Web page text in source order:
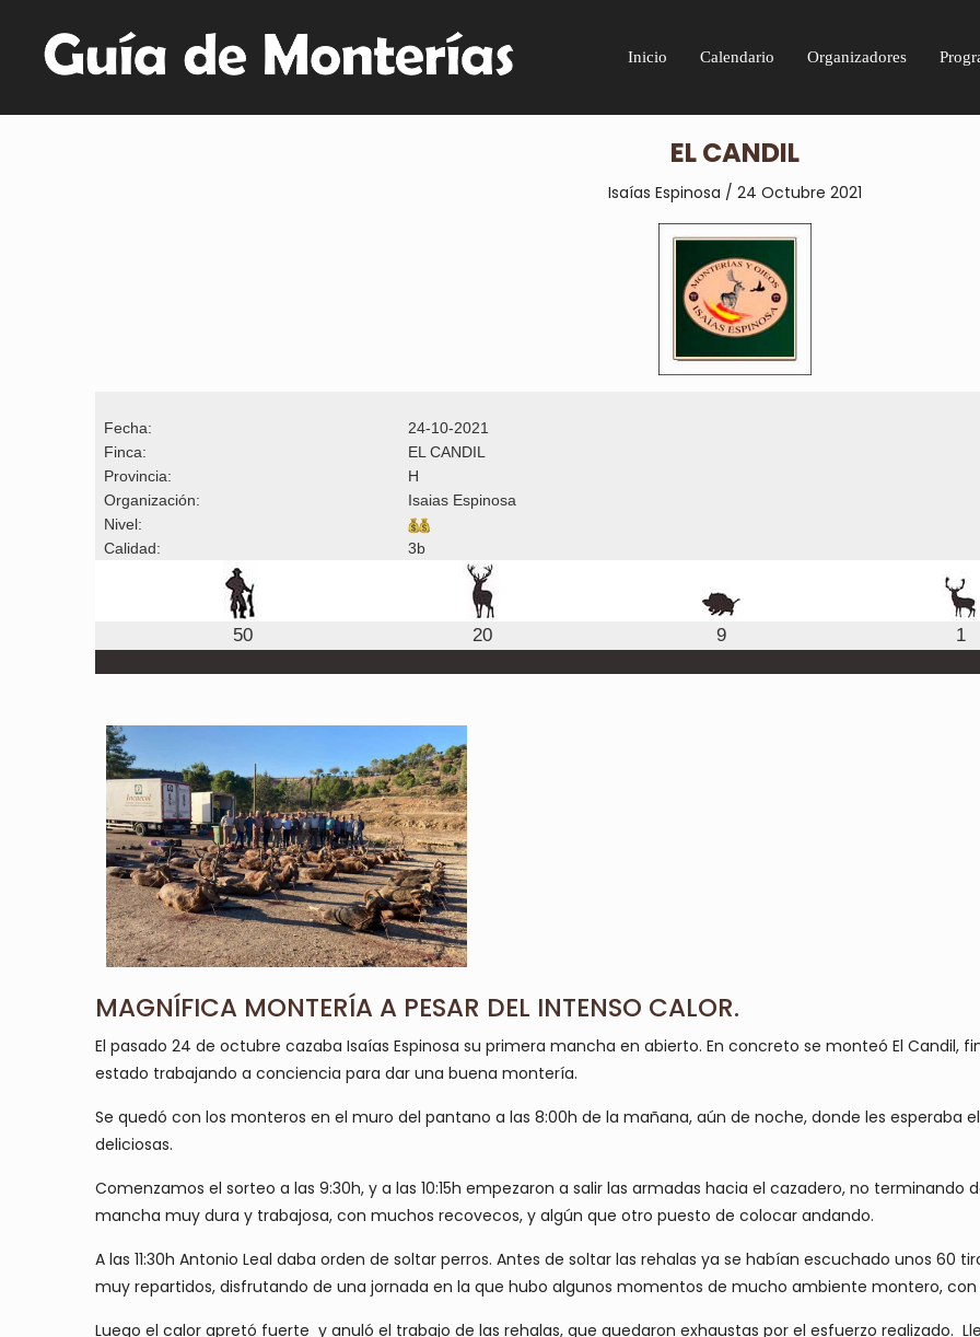
Inicio Calendario Organizadores
EL CANDIL
Isaías Espinosa / 24 Octubre 2021
Fecha:
24-10-2021
Finca:
EL CANDIL
Provincia:
H
Organización:
Isaias Espinosa
Nivel:
Calidad:
3b
50 20 9 1
MAGNÍFICA MONTERÍA A PESAR DEL INTENSO CALOR.
El pasado 24 de octubre cazaba Isaías Espinosa su primera mancha en abierto. En concreto se monteó El Candil,
estado trabajando a conciencia para dar una buena montería.
Se quedó con los monteros en el muro del pantano a las 8:00h de la mañana, aún de noche, donde les esperaba
deliciosas.
Comenzamos el sorteo a las 9:30h, y a las 10:15h empezaron a salir las armadas hacia el cazadero, no terminando
mancha muy dura y trabajosa, con muchos recovecos, y algún que otro puesto de colocar andando.
A las 11:30h Antonio Leal daba orden de soltar perros. Antes de soltar las rehalas ya se habían escuchado unos 60
muy repartidos, disfrutando de una jornada en la que hubo algunos momentos de mucho ambiente montero,
Luego el calor apretó fuerte y anuló el trabajo de las rehalas, que quedaron exhaustas por el esfuerzo realizado.